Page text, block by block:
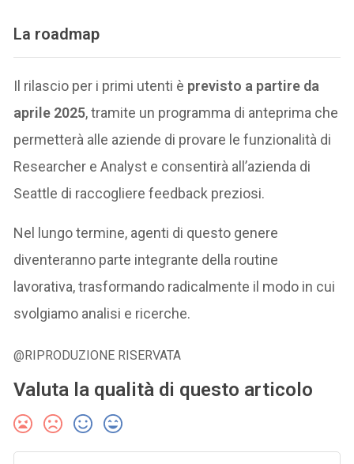
La roadmap
Il rilascio per i primi utenti è previsto a partire da
aprile 2025​, tramite un programma di anteprima che
permetterà alle aziende di provare le funzionalità di
Researcher e Analyst e consentirà all’azienda di
Seattle di raccogliere feedback preziosi.
Nel lungo termine, agenti di questo genere
diventeranno parte integrante della routine
lavorativa, trasformando radicalmente il modo in cui
svolgiamo analisi e ricerche.
@RIPRODUZIONE RISERVATA
Valuta la qualità di questo articolo